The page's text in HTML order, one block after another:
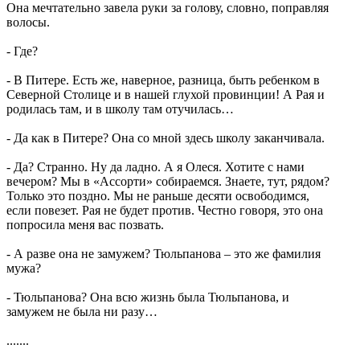
Она мечтательно завела руки за голову, словно, поправляя
волосы.
- Где?
- В Питере. Есть же, наверное, разница, быть ребенком в
Северной Столице и в нашей глухой провинции! А Рая и
родилась там, и в школу там отучилась…
- Да как в Питере? Она со мной здесь школу заканчивала.
- Да? Странно. Ну да ладно. А я Олеся. Хотите с нами
вечером? Мы в «Ассорти» собираемся. Знаете, тут, рядом?
Только это поздно. Мы не раньше десяти освободимся,
если повезет. Рая не будет против. Честно говоря, это она
попросила меня вас позвать.
- А разве она не замужем? Тюльпанова – это же фамилия
мужа?
- Тюльпанова? Она всю жизнь была Тюльпанова, и
замужем не была ни разу…
.......